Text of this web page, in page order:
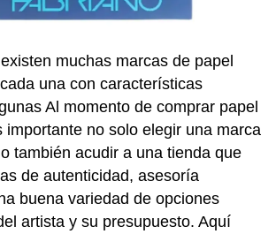
muchas marcas de papel
una con características
Al momento de comprar papel
importante no solo elegir una marca
también acudir a una tienda que
de autenticidad, asesoría
buena variedad de opciones
artista y su presupuesto. Aquí